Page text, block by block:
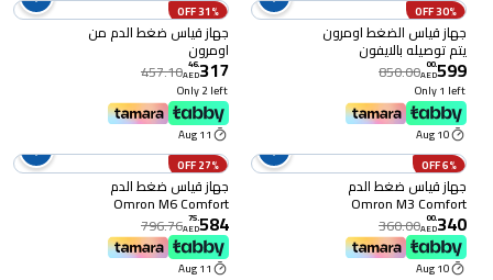
30% OFF
جهاز قياس الضغط اومرون
يتم توصيله بالايفون
والاندرويد
599
.
00
AED
850.00
Only 1 left
10 Aug
31% OFF
جهاز قياس ضغط الدم من
اومرون
317
.
46
AED
457.10
Only 2 left
11 Aug
6% OFF
جهاز قياس ضغط الدم
Omron M3 Comfort
340
.
00
AED
360.00
10 Aug
27% OFF
جهاز قياس ضغط الدم
Omron M6 Comfort
584
.
75
AED
796.76
11 Aug